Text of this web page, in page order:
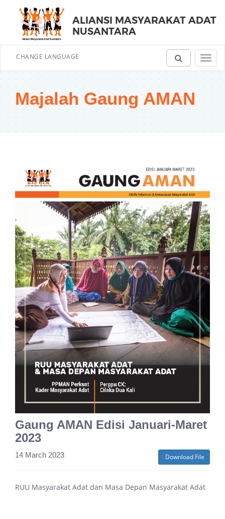
ALIANSI MASYARAKAT ADAT
NUSANTARA
CHANGE LANGUAGE
Majalah Gaung AMAN
Gaung AMAN Edisi Januari-Maret
2023
Download File
14 March 2023
RUU Masyarakat Adat dan Masa Depan Masyarakat Adat